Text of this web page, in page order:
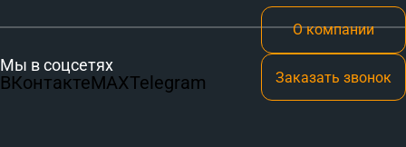
Мы в соцсетях
ВКонтактеMAXTelegram
О компании
Заказать звонок